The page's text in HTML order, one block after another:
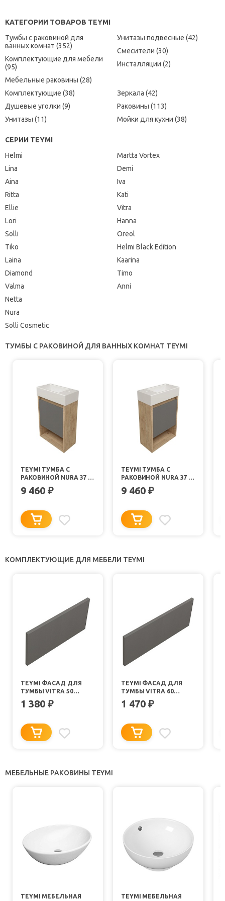
КАТЕГОРИИ ТОВАРОВ TEYMI
Тумбы с раковиной для
ванных комнат (352)
Комплектующие для мебели
(95)
Мебельные раковины (28)
Унитазы подвесные (42)
Смесители (30)
Инсталляции (2)
Комплектующие (38)
Душевые уголки (9)
Унитазы (11)
Зеркала (42)
Раковины (113)
Мойки для кухни (38)
СЕРИИ TEYMI
Helmi
Lina
Aina
Ritta
Ellie
Lori
Solli
Martta Vortex
Demi
Iva
Kati
Vitra
Hanna
Oreol
Tiko
Laina
Diamond
Valma
Netta
Nura
Solli Cosmetic
Helmi Black Edition
Kaarina
Timo
Anni
ТУМБЫ С РАКОВИНОЙ ДЛЯ ВАННЫХ КОМНАТ TEYMI
TEYMI ТУМБА С
РАКОВИНОЙ NURA 37 R
ПОДВЕСНАЯ ДУБ/
ГРАФИТ
9 460 ₽
TEYMI ТУМБА С
РАКОВИНОЙ NURA 37 L
ПОДВЕСНАЯ ДУБ/
ГРАФИТ
9 460 ₽
КОМПЛЕКТУЮЩИЕ ДЛЯ МЕБЕЛИ TEYMI
TEYMI ФАСАД ДЛЯ
ТУМБЫ VITRA 50
ГРАФИТ
1 380 ₽
TEYMI ФАСАД ДЛЯ
ТУМБЫ VITRA 60
ГРАФИТ
1 470 ₽
МЕБЕЛЬНЫЕ РАКОВИНЫ TEYMI
TEYMI МЕБЕЛЬНАЯ
TEYMI МЕБЕЛЬНАЯ